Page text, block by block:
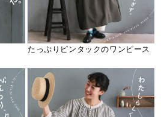
たっぷりピンタックのワンピース